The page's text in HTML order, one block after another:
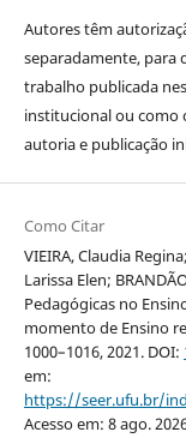
Autores têm
separadamente, para
trabalho publicada
institucional ou como
autoria e publicação
Como Citar
VIEIRA, Claudia
Larissa Elen;
Pedagógicas no
momento de Ensino
1000–1016, 2021. DOI:
em:
https://seer.ufu.br/
Acesso em: 8 ago.